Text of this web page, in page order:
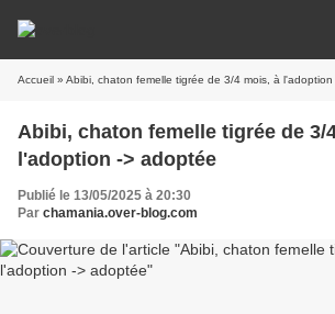
Accueil » Abibi, chaton femelle tigrée de 3/4 mois, à
Abibi, chaton femelle tigrée de 3/
l'adoption -> adoptée
Publié le 13/05/2025 à 20:30
Par chamania.over-blog.com